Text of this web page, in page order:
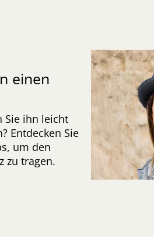
einen
Sie ihn leicht
Entdecken Sie
um den
zu tragen.